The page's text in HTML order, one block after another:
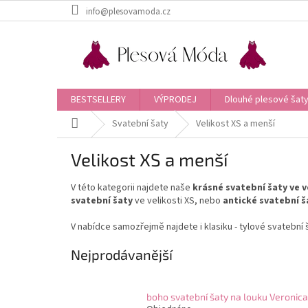
na
info@plesovamoda.cz
BESTSELLERY VÝPRODEJ Dlouhé plesové
Domů Svatební šaty Velikost XS a menší
Velikost XS a menší
V této kategorii najdete naše krásné svatební šaty ve
svatební šatyve velikosti XS, nebo antické svatební
V nabídce samozřejmě najdete i klasiku - tylové
Nejprodávanější
boho svatební šaty na louku Veronica